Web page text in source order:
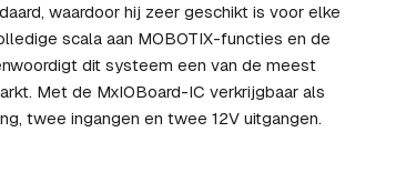
waardoor hij zeer geschikt is voor elke
scala aan MOBOTIX-functies en de
dit systeem een van de meest
Met de MxIOBoard-IC verkrijgbaar als
twee ingangen en twee 12V uitgangen.